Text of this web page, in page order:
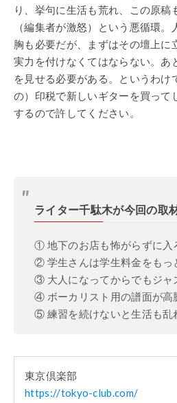
り、挙句に生活も荒れ、この原稿
（編集者が激怒）という悪循環
胸も必要だが、まずはその壇上に
実力を付けなくてはならない。あ
を見せる必要がある。というわけ
の）印税で新しいギターを買って
するので許してください。
ライター千駄木が今回の取
① 地下のお店も怖がらずに入
② 学生さんは学生料金をもっ
③ 大人になってからでもジャ
④ ボーカリスト用の譜面が高
⑤ 練習を続けないと生活も乱
東京倶楽部
https://tokyo-club.com/